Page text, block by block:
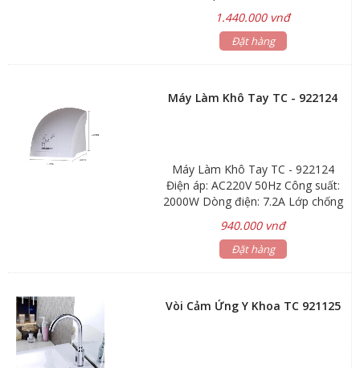
nam. Nước sử dụng: nước sạch
không cặn bẩn Kích thước : 135 x 95
1.440.000 vnđ
Đặt hàng
Máy Làm Khô Tay TC - 922124
Máy Làm Khô Tay TC - 922124
Điện áp: AC220V 50Hz Công suất:
2000W Dòng điện: 7.2A Lớp chống
lượng gió: 162m3/h Tốc độ động
cơ: 2400 vòng/phút Chất liệu: nhựa
940.000 vnđ
Đặt hàng
Vòi Cảm Ứng Y Khoa TC 921125